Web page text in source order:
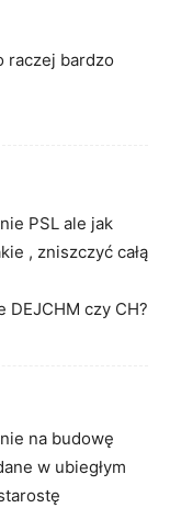
raczej bardzo
PSL ale jak
, zniszczyć całą
DEJCHM czy CH?
na budowę
w ubiegłym